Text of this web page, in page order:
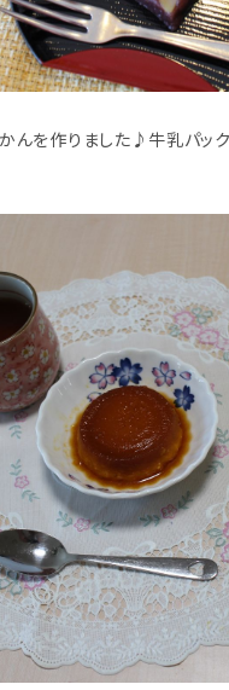
んを作りました♪牛乳パッ